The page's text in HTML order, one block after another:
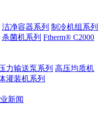
洁净容器系列 制冷机组系列
杀菌机系列 Ftherm® C2000
力输送泵系列 高压均质机
灌装机系列
新闻